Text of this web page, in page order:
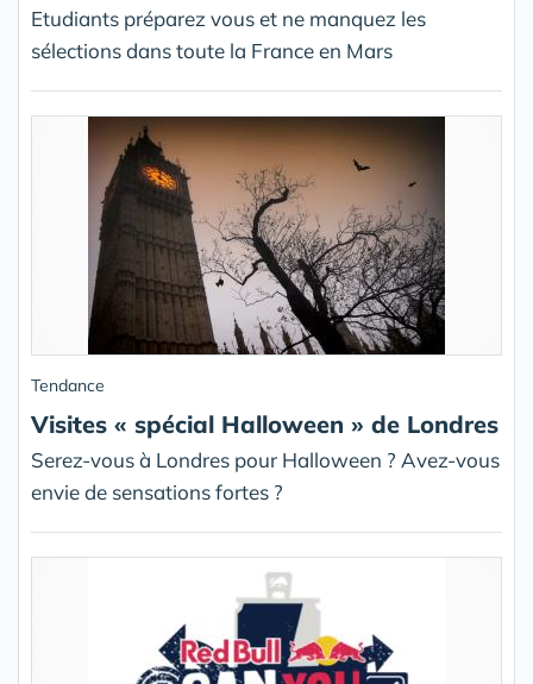
Etudiants préparez vous et ne manquez les
sélections dans toute la France en Mars
Tendance
Visites « spécial Halloween » de Londres
Serez-vous à Londres pour Halloween ? Avez-vous
envie de sensations fortes ?